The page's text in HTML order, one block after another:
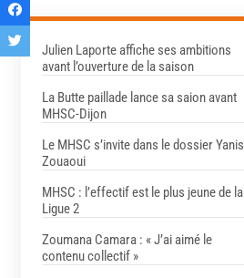
Julien Laporte affiche ses ambitions
avant l’ouverture de la saison
La Butte paillade lance sa saion avant
MHSC-Dijon
Le MHSC s’invite dans le dossier Yanis
Zouaoui
MHSC : l’effectif est le plus jeune de la
Ligue 2
Zoumana Camara : « J’ai aimé le
contenu collectif »